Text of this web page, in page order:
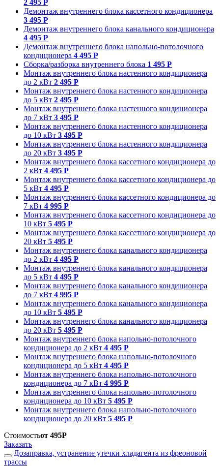
2 495 Р
Демонтаж внутреннего блока кассетного кондиционера
3 495 Р
Демонтаж внутреннего блока канального кондиционера
4 495 Р
Демонтаж внутреннего блока напольно-потолочного
кондиционера 4 495 Р
Сборка/разборка внутреннего блока 1 495 Р
Монтаж внутреннего блока настенного кондиционера
до 2 кВт 2 495 Р
Монтаж внутреннего блока настенного кондиционера
до 5 кВт 2 495 Р
Монтаж внутреннего блока настенного кондиционера
до 7 кВт 3 495 Р
Монтаж внутреннего блока настенного кондиционера
до 10 кВт 3 495 Р
Монтаж внутреннего блока настенного кондиционера
до 20 кВт 3 495 Р
Монтаж внутреннего блока кассетного кондиционера до
2 кВт 4 495 Р
Монтаж внутреннего блока кассетного кондиционера до
5 кВт 4 495 Р
Монтаж внутреннего блока кассетного кондиционера до
7 кВт 4 995 Р
Монтаж внутреннего блока кассетного кондиционера до
10 кВт 5 495 Р
Монтаж внутреннего блока кассетного кондиционера до
20 кВт 5 495 Р
Монтаж внутреннего блока канального кондиционера
до 2 кВт 4 495 Р
Монтаж внутреннего блока канального кондиционера
до 5 кВт 4 495 Р
Монтаж внутреннего блока канального кондиционера
до 7 кВт 4 995 Р
Монтаж внутреннего блока канального кондиционера
до 10 кВт 5 495 Р
Монтаж внутреннего блока канального кондиционера
до 20 кВт 5 495 Р
Монтаж внутреннего блока напольно-потолочного
кондиционера до 2 кВт 4 495 Р
Монтаж внутреннего блока напольно-потолочного
кондиционера до 5 кВт 4 495 Р
Монтаж внутреннего блока напольно-потолочного
кондиционера до 7 кВт 4 995 Р
Монтаж внутреннего блока напольно-потолочного
кондиционера до 10 кВт 5 495 Р
Монтаж внутреннего блока напольно-потолочного
кондиционера до 20 кВт 5 495 Р
Стоимостьот 495Р
Заказать
Дозаправка, устранение утечки хладагента из фреоновой
трассы